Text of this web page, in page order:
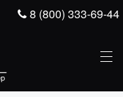
8 (800) 333-69-44